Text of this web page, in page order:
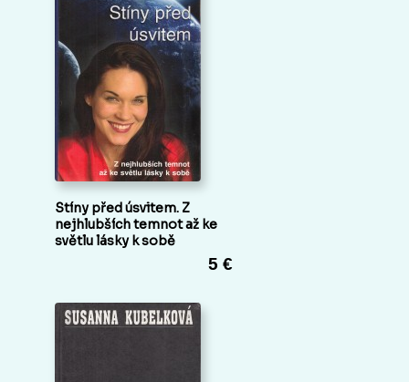
Stíny před úsvitem. Z
nejhlubších temnot až ke
světlu lásky k sobě
5 €